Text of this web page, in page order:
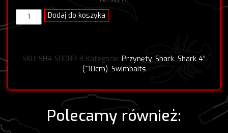
ilość
SHARK
TAIL
SH4-
(4
Dodaj do koszyka
SKU: SH4-S008R-B Kategorie: Przynęty, Shark, Shark 4”
(~10cm), Swimbaits
Polecamy również: